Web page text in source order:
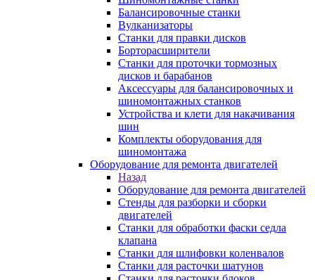
Балансировочные станки
Вулканизаторы
Станки для правки дисков
Борторасширители
Станки для проточки тормозных
дисков и барабанов
Аксессуары для балансировочных и
шиномонтажных станков
Устройства и клети для накачивания
шин
Комплекты оборудования для
шиномонтажа
Оборудование для ремонта двигателей
Назад
Оборудование для ремонта двигателей
Стенды для разборки и сборки
двигателей
Станки для обработки фаски седла
клапана
Станки для шлифовки коленвалов
Станки для расточки шатунов